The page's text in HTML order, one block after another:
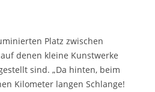
Platz zwischen
denen kleine Kunstwerke
sind. „Da hinten, beim
Kilometer langen Schlange!